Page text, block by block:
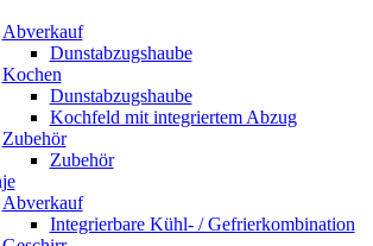
Abverkauf
Dunstabzugshaube
Kochen
Dunstabzugshaube
Kochfeld mit integriertem Abzug
Zubehör
Zubehör
Abverkauf
Integrierbare Kühl- / Gefrierkombination